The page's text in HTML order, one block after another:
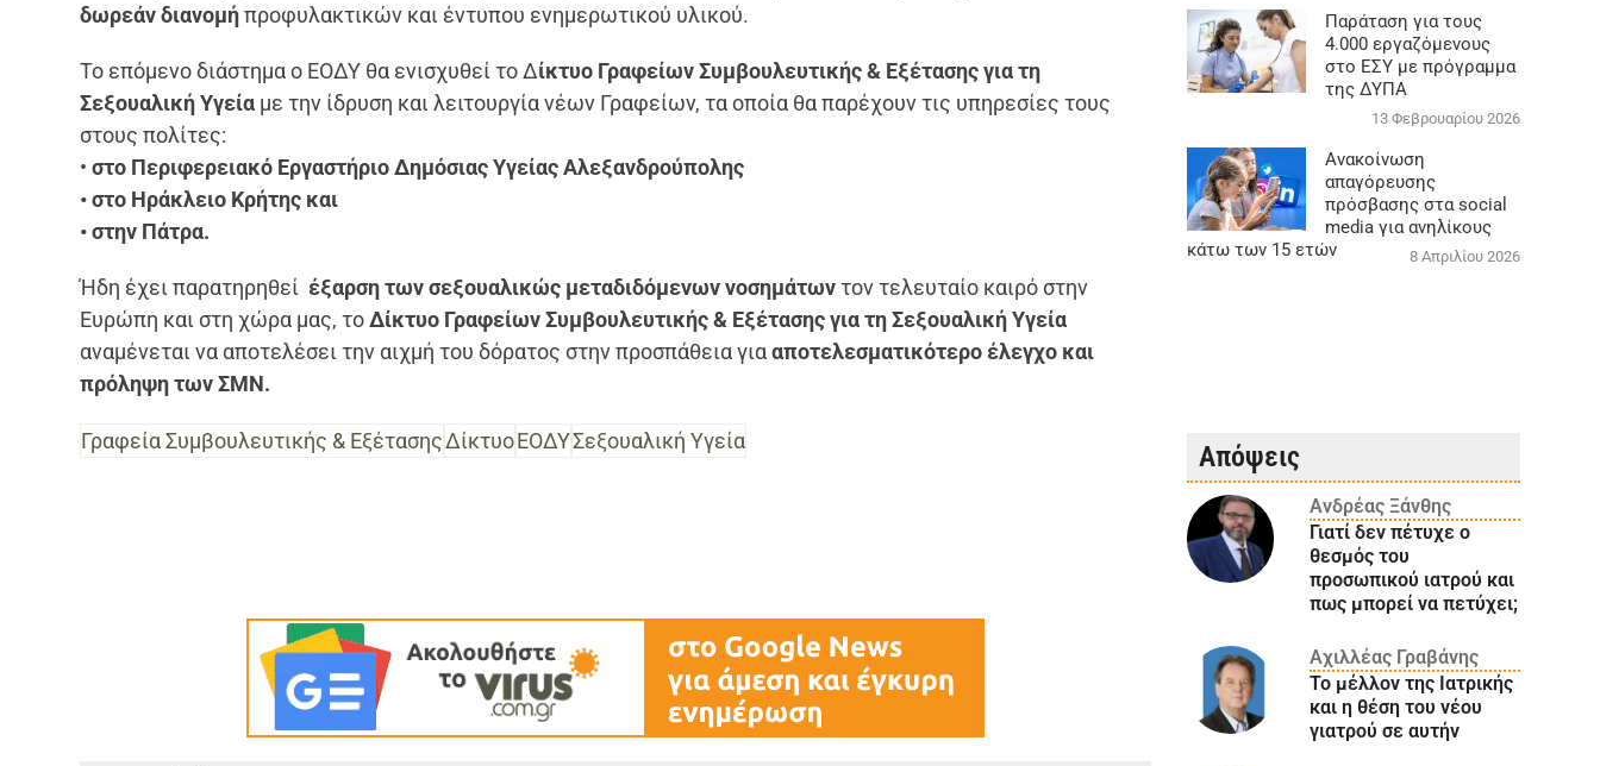
δωρεάν διανομήπροφυλακτικών και έντυπου ενημερωτικού υλικού.
Το επόμενο διάστημα ο ΕΟΔΥ θα ενισχυθεί το Δίκτυο Γραφείων Συμβουλευτικής & Εξέτασης για τη
Σεξουαλική Υγεία με την ίδρυση και λειτουργία νέων Γραφείων, τα οποία θα παρέχουν τις υπηρεσίες τους
στους πολίτες:
• στο Περιφερειακό Εργαστήριο Δημόσιας Υγείας Αλεξανδρούπολης
• στο Ηράκλειο Κρήτης και
• στην Πάτρα.
Ήδη έχει παρατηρηθεί έξαρση των σεξουαλικώς μεταδιδόμενων νοσημάτωντον τελευταίο καιρό στην
Ευρώπη και στη χώρα μας, τοΔίκτυο Γραφείων Συμβουλευτικής & Εξέτασης για τη Σεξουαλική Υγεία
αναμένεται να αποτελέσει την αιχμή του δόρατος στην προσπάθεια γιααποτελεσματικότερο έλεγχο και
πρόληψη των ΣΜΝ.
Γραφεία Συμβουλευτικής & ΕξέτασηςΔίκτυοΕΟΔΥΣεξουαλική Υγεία
Παράταση για τους
4.000 εργαζόμενους
στο ΕΣΥ με πρόγραμμα
της ΔΥΠΑ
13 Φεβρουαρίου 2026
Ανακοίνωση
απαγόρευσης
πρόσβασης στα social
media για ανηλίκους
κάτω των 15 ετών
8 Απριλίου 2026
Απόψεις
Ανδρέας Ξάνθης
Γιατί δεν πέτυχε ο
θεσμός του
προσωπικού ιατρού και
πως μπορεί να πετύχει;
Αχιλλέας Γραβάνης
Το μέλλον της Ιατρικής
και η θέση του νέου
γιατρού σε αυτήν